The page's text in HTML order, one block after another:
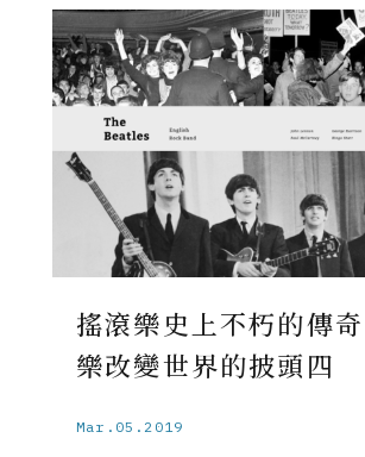
搖滾樂史上不朽的傳
樂改變世界的披頭四
Mar.05.2019